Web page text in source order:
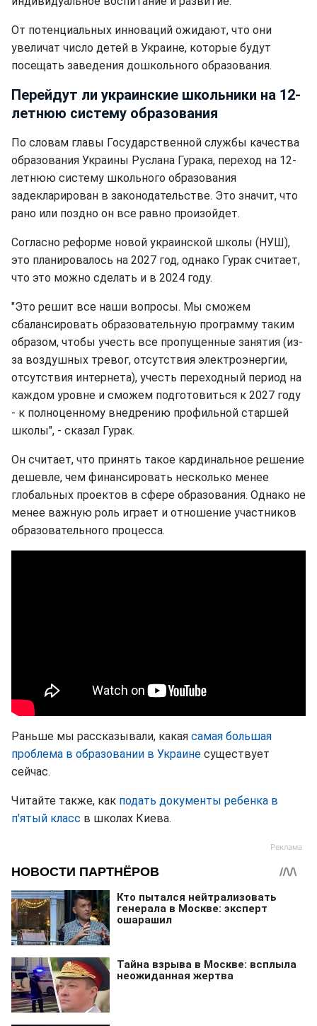
От потенциальных инноваций ожидают, что они
увеличат число детей в Украине, которые будут
посещать заведения дошкольного образования.
Перейдут ли украинские школьники на 12-
летнюю систему образования
По словам главы Государственной службы качества
образования Украины Руслана Гурака, переход на 12-
летнюю систему школьного образования
задекларирован в законодательстве. Это значит, что
рано или поздно он все равно произойдет.
Согласно реформе новой украинской школы (НУШ),
это планировалось на 2027 год, однако Гурак считает,
что это можно сделать и в 2024 году.
"Это решит все наши вопросы. Мы сможем
сбалансировать образовательную программу таким
образом, чтобы учесть все пропущенные занятия (из-
за воздушных тревог, отсутствия электроэнергии,
отсутствия интернета), учесть переходный период на
каждом уровне и сможем подготовиться к 2027 году
- к полноценному внедрению профильной старшей
школы", - сказал Гурак.
Он считает, что принять такое кардинальное решение
дешевле, чем финансировать несколько менее
глобальных проектов в сфере образования. Однако не
менее важную роль играет и отношение участников
образовательного процесса.
Раньше мы рассказывали, какая самая большая
проблема в образовании в Украине существует
сейчас.
Читайте также, как подать документы ребенка в
п'ятый класс в школах Киева.